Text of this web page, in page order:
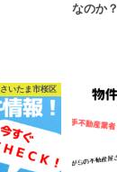
なのか？
さいたま市桜区